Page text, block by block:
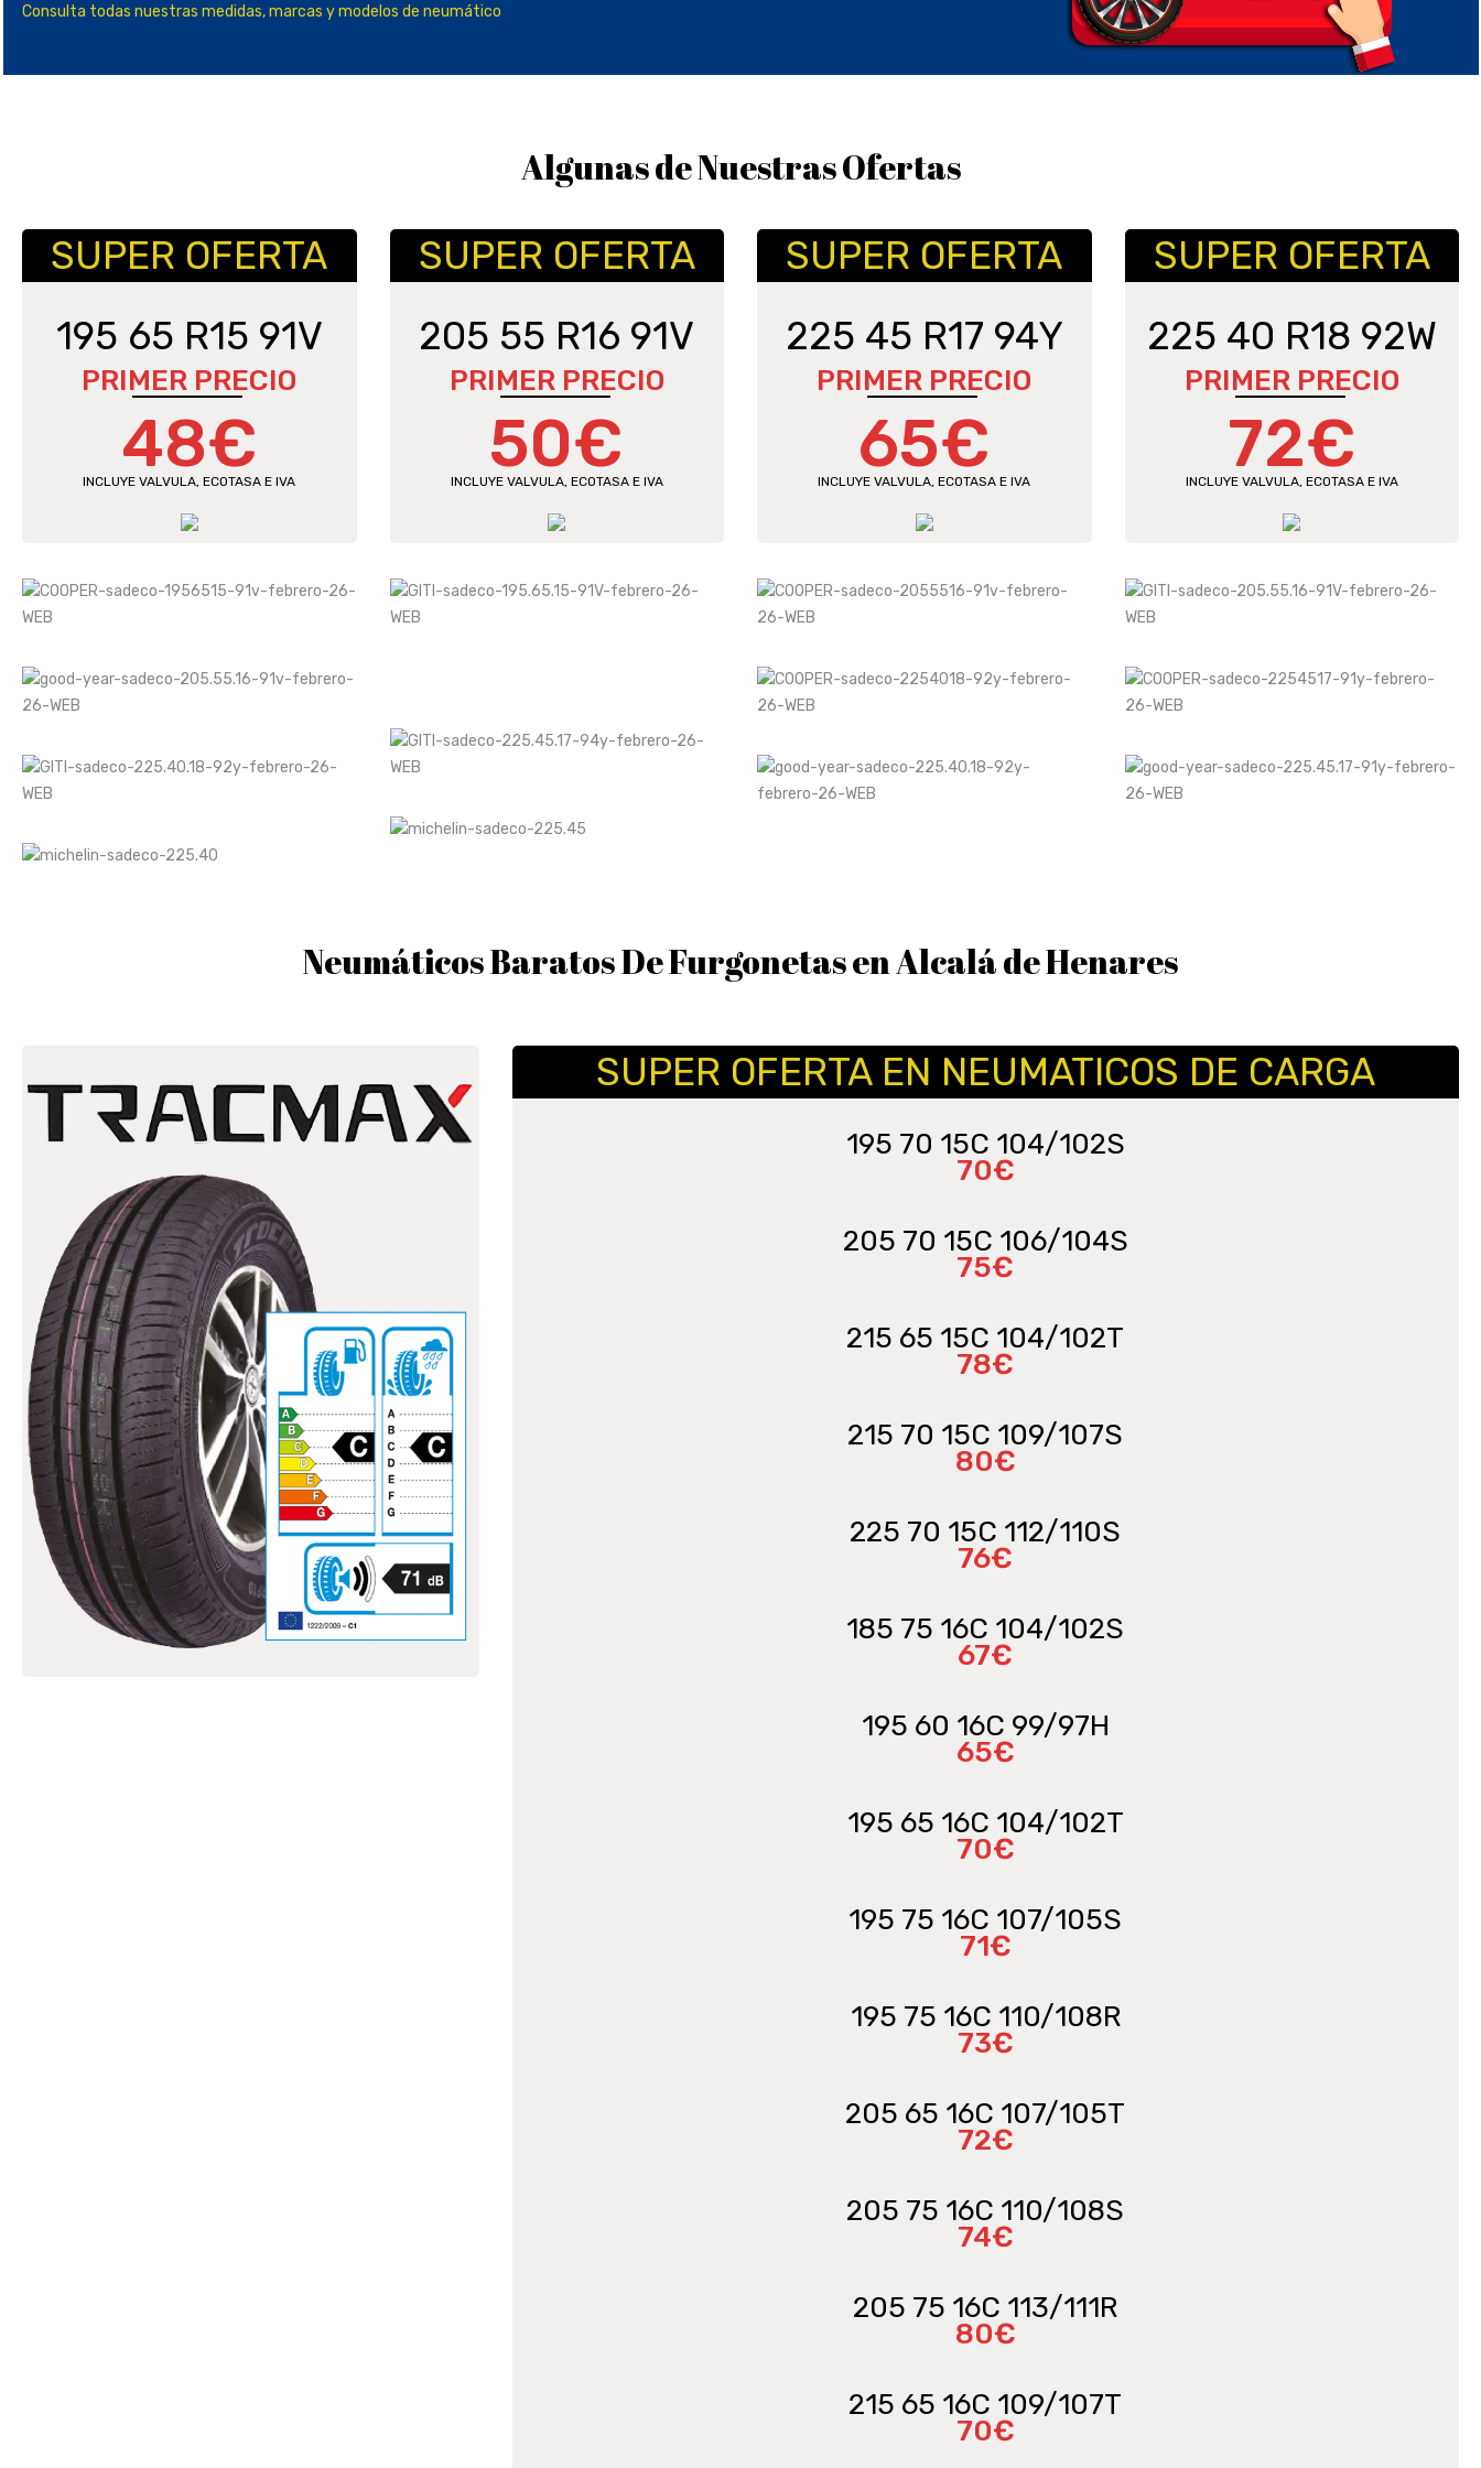
Consulta todas nuestras medidas, marcas y modelos de neumático
Algunas de Nuestras Ofertas
SUPER OFERTA
195 65 R15 91V
PRIMER PRECIO
48€
INCLUYE VALVULA, ECOTASA E IVA
SUPER OFERTA
205 55 R16 91V
PRIMER PRECIO
50€
INCLUYE VALVULA, ECOTASA E IVA
SUPER OFERTA
225 45 R17 94Y
PRIMER PRECIO
65€
INCLUYE VALVULA, ECOTASA E IVA
SUPER OFERTA
225 40 R18 92W
PRIMER PRECIO
72€
INCLUYE VALVULA, ECOTASA E IVA
Neumáticos Baratos De Furgonetas en Alcalá de Henares
SUPER OFERTA EN NEUMATICOS DE CARGA
195 70 15C 104/102S
70€
205 70 15C 106/104S
75€
215 65 15C 104/102T
78€
215 70 15C 109/107S
80€
225 70 15C 112/110S
76€
185 75 16C 104/102S
67€
195 60 16C 99/97H
65€
195 65 16C 104/102T
70€
195 75 16C 107/105S
71€
195 75 16C 110/108R
73€
205 65 16C 107/105T
72€
205 75 16C 110/108S
74€
205 75 16C 113/111R
80€
215 65 16C 109/107T
70€